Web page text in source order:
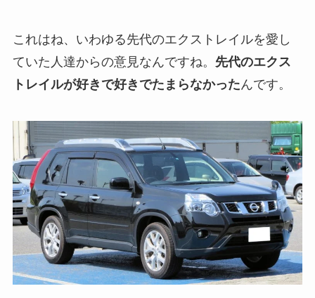
これはね、いわゆる先代のエクストレイルを愛し
ていた人達からの意見なんですね。 先代のエクス
トレイルが好きで好きでたまらなかったんです。